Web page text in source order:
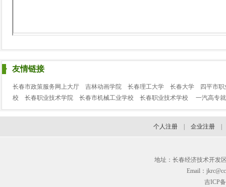
友情链接
长春市政策服务网上大厅 吉林动画学院 长春理工大学 长春大学
四平市
校
长春职业技术学院 长春市机械工业学校 长春职业技术学校 一汽高专
个人注册 企业注册
地址：长春经济技术开发
Email：
吉ICP